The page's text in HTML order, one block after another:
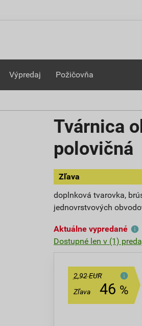
Výpredaj Požičovňa
Tvárnica
polovičná
Zľava
doplnková tvarovka,
jednovrstvových
Aktuálne vypredané
Dostupné len v (1)
2,92 EUR
Zľava
46 %